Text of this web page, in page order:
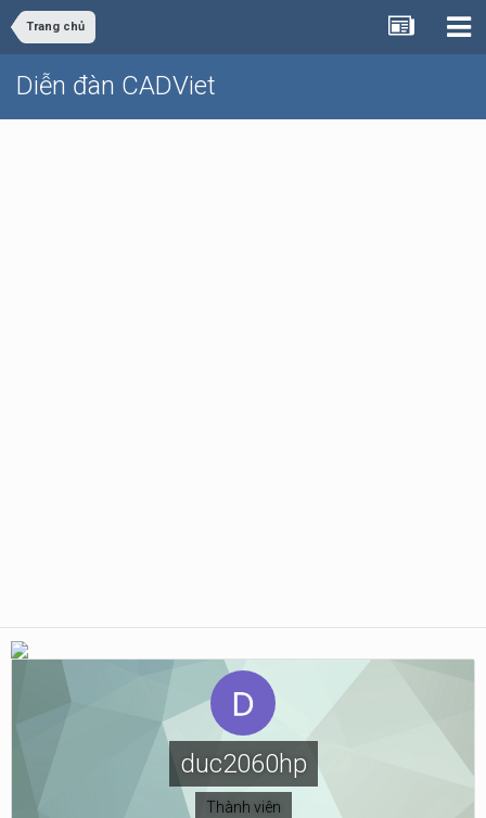
Trang chủ
Diễn đàn CADViet
duc2060hp
Thành viên